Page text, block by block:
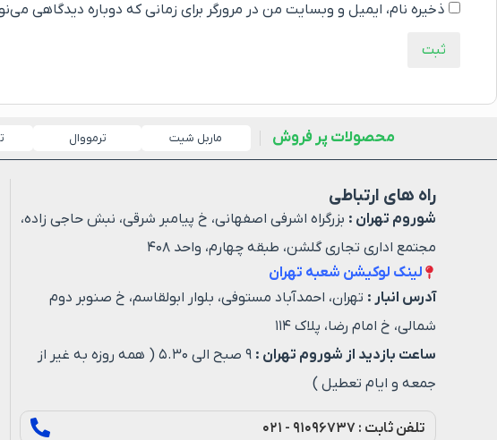
ذخیره نام، ایمیل و وبسایت من در مرورگر برای زمانی که دوباره دیدگاهی
محصولات پر فروش ماربل شیت ترمووال
راه های ارتباطی
شوروم تهران : بزرگراه اشرفی اصفهانی، خ پیامبر شرقی، نبش حاجی زاده،
مجتمع اداری تجاری گلشن، طبقه چهارم، واحد ۴۰۸
لینک لوکیشن شعبه تهران
آدرس انبار : تهران، احمدآباد مستوفی، بلوار ابولقاسم، خ صنوبر دوم
شمالی، خ امام رضا، پلاک ۱۱۴
ساعت بازدید از شوروم تهران :
۹ صبح الی ۵.۳۰ ( همه روزه به غیر از
جمعه و ایام تعطیل )
تلفن ثابت : ۹۱۰۹۶۷۳۷ - ۰۲۱